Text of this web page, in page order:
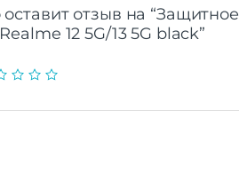
отзыв на “Защитное
12 5G/13 5G black”